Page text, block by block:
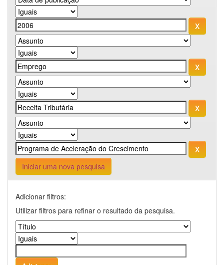
Iniciar uma nova pesquisa
Adicionar filtros:
Utilizar filtros para refinar o resultado da pesquisa.